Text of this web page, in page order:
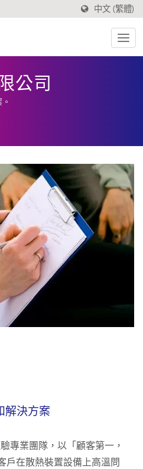
中文 (繁體)
公司
解決方案
專業團隊，以「顧客第一，
戶在散熱裝置設備上高溫問